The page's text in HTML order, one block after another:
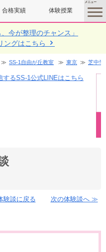
体験授業
合格実績
toggle
menu
今が整理のチャンス」
ングはこちら
SS-1自由が丘教室 東京 芝中学
験談に戻る
次の体験談へ ≫